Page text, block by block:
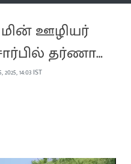
மின் ஊழியர்
தர்ணா
2025, 14:03 IST